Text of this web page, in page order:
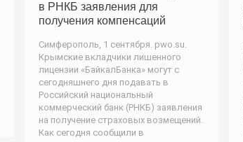
в РНКБ заявления для
получения компенсаций
Симферополь, 1 сентября. pwo.su.
Крымские вкладчики лишенного
лицензии «БайкалБанка» могут с
сегодняшнего дня подавать в
Российский национальный
коммерческий банк (РНКБ) заявления
на получение страховых возмещений.
Как сегодня сообщили в